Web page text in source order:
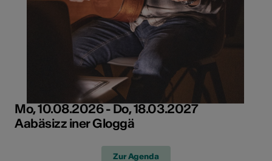
Mo, 10.08.2026 - Do, 18.03.2027
Aabäsizz iner Gloggä
Zur Agenda